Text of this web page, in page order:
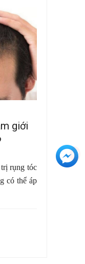
giới
rụng tóc
có thể áp
+3